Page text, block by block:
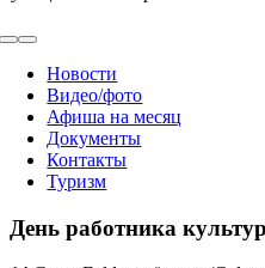
Toggle
NavigationНовости
Видео/фото
Афиша на месяц
Документы
Контакты
Туризм
День работника